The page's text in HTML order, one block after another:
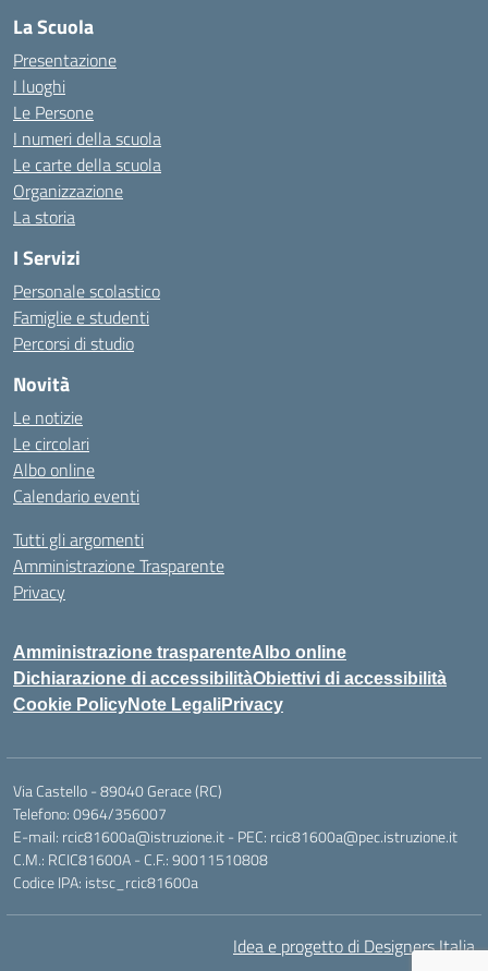
La Scuola
Presentazione
I luoghi
Le Persone
I numeri della scuola
Le carte della scuola
Organizzazione
La storia
I Servizi
Personale scolastico
Famiglie e studenti
Percorsi di studio
Novità
Le notizie
Le circolari
Albo online
Calendario eventi
Tutti gli argomenti
Amministrazione Trasparente
Privacy
Amministrazione trasparenteAlbo online
Dichiarazione di accessibilitàObiettivi di accessibilità
Cookie PolicyNote LegaliPrivacy
Via Castello - 89040 Gerace (RC)
Telefono: 0964/356007
E-mail: rcic81600a@istruzione.it - PEC: rcic81600a@pec.istruzione.it
C.M.: RCIC81600A - C.F.: 90011510808
Codice IPA: istsc_rcic81600a
Idea e progetto di Designers Italia